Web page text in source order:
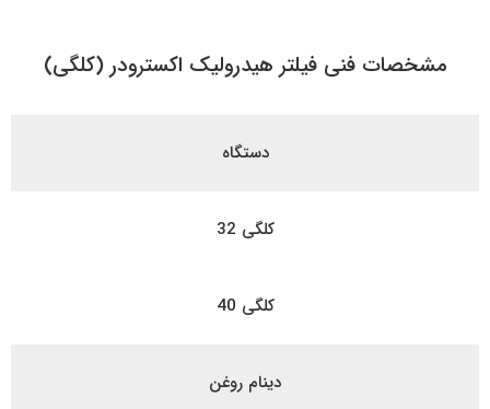
مشخصات فنی فیلتر هیدرولیک اکسترودر (کلگی)
دستگاه
کلگی 32
کلگی 40
دینام روغن